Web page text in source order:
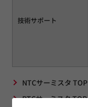
技術サポート
NTCサーミスタ TOP
PTCサーミスタ TOP